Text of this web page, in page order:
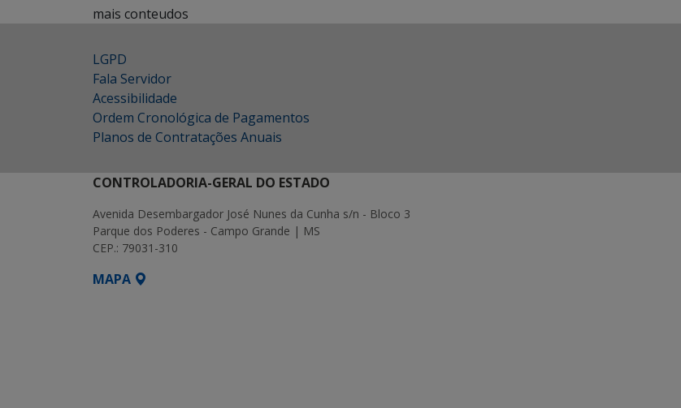
mais conteudos
LGPD
Fala Servidor
Acessibilidade
Ordem Cronológica de Pagamentos
Planos de Contratações Anuais
CONTROLADORIA-GERAL DO ESTADO
Avenida Desembargador José Nunes da Cunha s/n - Bloco 3
Parque dos Poderes - Campo Grande | MS
CEP.: 79031-310
MAPA